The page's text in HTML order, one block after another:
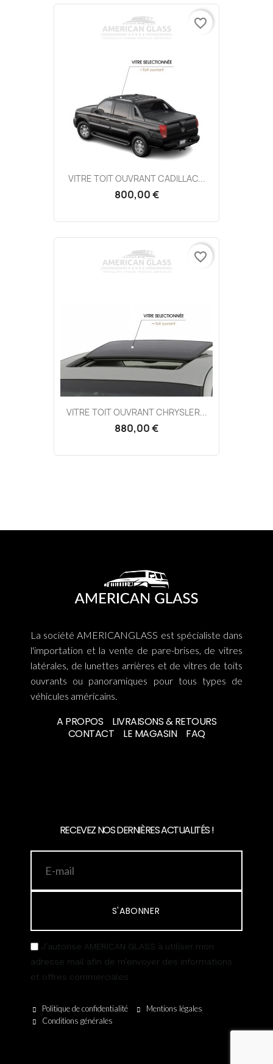
VITRE TOIT OUVRANT CADILLAC...
800,00 €
favorite_border
VITRE TOIT OUVRANT CHRYSLER...
880,00 €
favorite_border
La société AMERICANGLASS est spécialiste dans
l'importation et la vente de pare-brises, de vitres
latérales, de lunettes arrières et de vitres de toits
ouvrants ou panoramiques pour tous types de
véhicules américains.
A PROPOS
LIVRAISONS & RETOURS
CONTACT
LE MAGASIN FAQ
RECEVEZ NOS DERNIÈRES ACTUALITÉS !
S'ABONNER
J’autorise AMERICAN GLASS à utiliser mon
adresse mail afin de m’envoyer des informations
et offres commerciales
Politique de confidentialité
Mentions légales
Conditions générales